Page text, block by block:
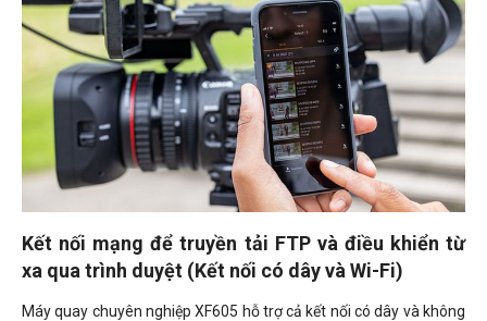
Kết nối mạng để truyền tải FTP và điều khiển từ
xa qua trình duyệt (Kết nối có dây và Wi-Fi)
Máy quay chuyên nghiệp XF605 hỗ trợ cả kết nối có dây và không